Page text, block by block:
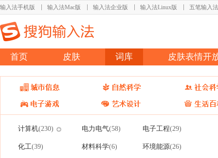
输入法手机版 输入法Mac版 输入法企业版 输入法Linux版 五笔输入法
首页 皮肤 词库 皮肤表情开
计算机(230) 电力电气(58) 电子工程(29)
化工(39) 材料科学(6) 环境能源(26)